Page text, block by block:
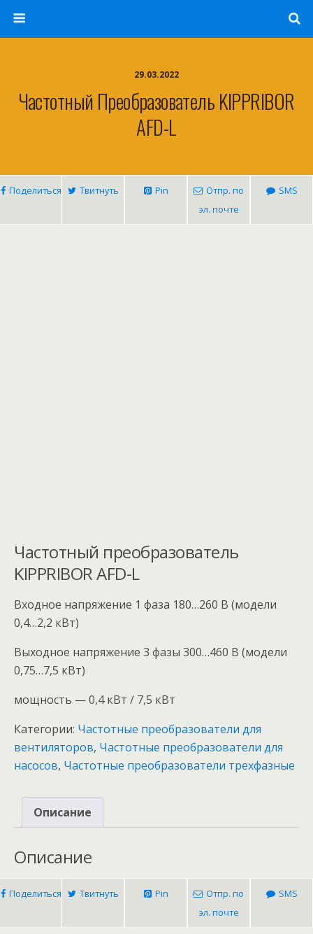
29.03.2022
Частотный Преобразователь KIPPRIBOR
AFD-L
Поделиться Твитнуть Pin
Отпр. по
эл. почте
SMS
Частотный преобразователь
KIPPRIBOR AFD-L
Входное напряжение 1 фаза 180…260 В (модели
0,4…2,2 кВт)
Выходное напряжение 3 фазы 300…460 В (модели
0,75…7,5 кВт)
мощность — 0,4 кВт / 7,5 кВт
Категории: Частотные преобразователи для
вентиляторов, Частотные преобразователи для
насосов, Частотные преобразователи трехфазные
Описание
Описание
Поделиться Твитнуть Pin
Отпр. по
эл. почте
SMS